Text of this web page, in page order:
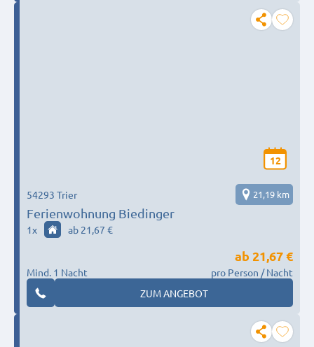
12
Ferienwohnung Biedinger
54293 Trier 21,19 km
1x ab 21,67 €
Mind. 1 Nacht
ab 21,67 €
pro Person / Nacht
ZUM ANGEBOT